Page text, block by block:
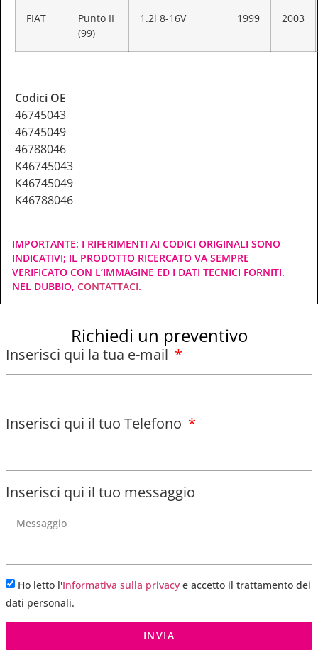
FIAT
Punto II
(99)
1.2i 8-16V 1999 2003
Codici OE
46745043
46745049
46788046
K46745043
K46745049
K46788046
IMPORTANTE: I RIFERIMENTI AI CODICI ORIGINALI SONO
INDICATIVI; IL PRODOTTO RICERCATO VA SEMPRE
VERIFICATO CON L’IMMAGINE ED I DATI TECNICI FORNITI.
NEL DUBBIO, CONTATTACI.
Richiedi un preventivo
Inserisci qui la tua e-mail
Inserisci qui il tuo Telefono
Inserisci qui il tuo messaggio
Ho letto l'Informativa sulla privacy e accetto il trattamento dei
dati personali.
INVIA